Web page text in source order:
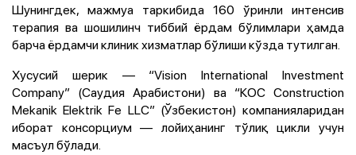
Шунингдек, мажмуа таркибида 160 ўринли интенсив
терапия ва шошилинч тиббий ёрдам бўлимлари ҳамда
барча ёрдамчи клиник хизматлар бўлиши кўзда тутилган.
Хусусий шерик — “Vision International Investment
Company” (Саудия Арабистони) ва “КОС Construction
Mekanik Elektrik Fe LLC” (Ўзбекистон) компанияларидан
иборат консорциум — лойиҳанинг тўлиқ цикли учун
масъул бўлади.